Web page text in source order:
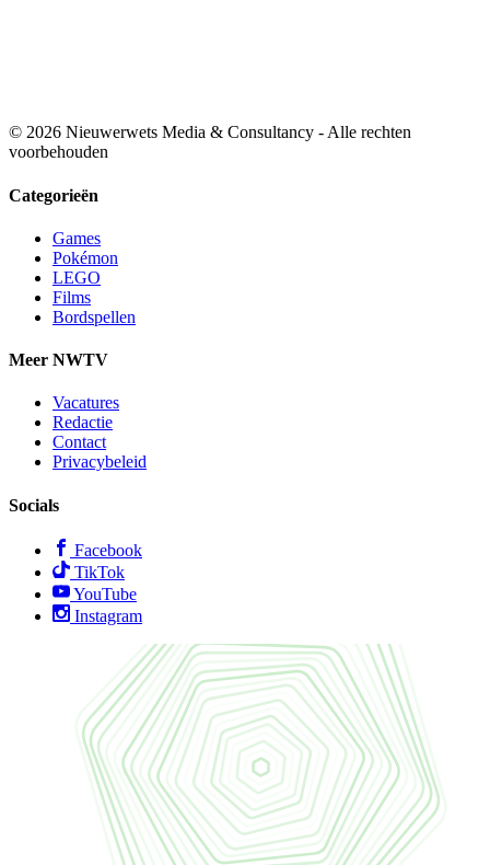
© 2026 Nieuwerwets Media & Consultancy - Alle rechten
voorbehouden
Categorieën
Games
Pokémon
LEGO
Films
Bordspellen
Meer NWTV
Vacatures
Redactie
Contact
Privacybeleid
Socials
Facebook
TikTok
YouTube
Instagram